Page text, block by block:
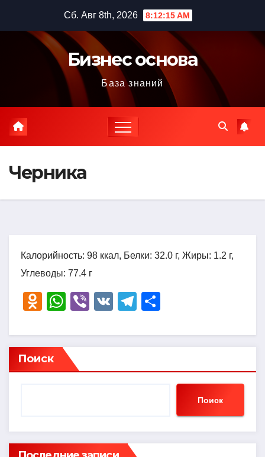
содержимому
Сб. Авг 8th, 2026 8:12:16 AM
Бизнес основа
База знаний
Черника
Калорийность: 98 ккал, Белки: 32.0 г, Жиры: 1.2 г,
Углеводы: 77.4 г
O
n
o
kl
ni
W
at
s
A
Vi
er
V
T
e
a
р
в
ть
Поиск
Поиск